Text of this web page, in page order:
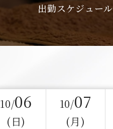
出勤スケジュール
10/06
(日)
10/07
(月)